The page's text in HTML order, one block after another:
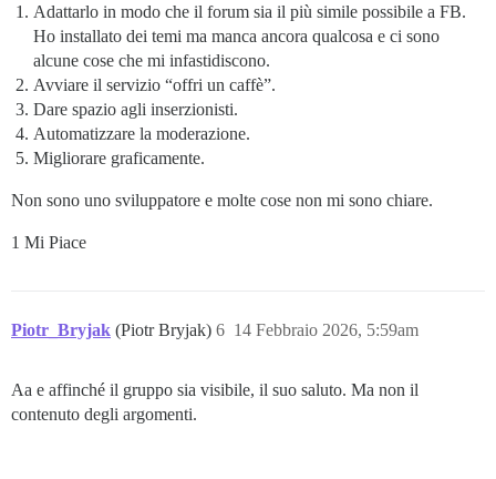
Adattarlo in modo che il forum sia il più simile possibile a FB.
Ho installato dei temi ma manca ancora qualcosa e ci sono
alcune cose che mi infastidiscono.
Avviare il servizio “offri un caffè”.
Dare spazio agli inserzionisti.
Automatizzare la moderazione.
Migliorare graficamente.
Non sono uno sviluppatore e molte cose non mi sono chiare.
1 Mi Piace
Piotr_Bryjak (Piotr Bryjak) 14 Febbraio 2026, 5:59am
6
Aa e affinché il gruppo sia visibile, il suo saluto. Ma non il
contenuto degli argomenti.